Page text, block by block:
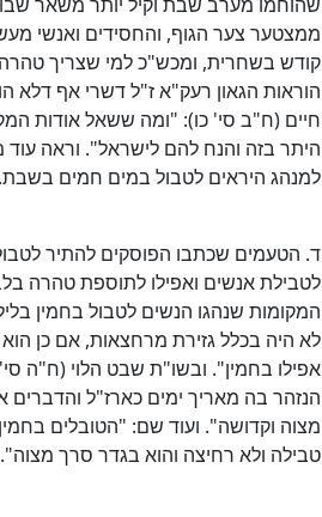
ממצטער צער הגוף, והחסידים ואנשי
קודש בשחרית, ומכש"כ למי שצריך טהרה,
הוראות הגאון רעק"א ז"ל דשרי אף דלא
חיים (ח"ב סי' כו): "ומה ששאל אודות
למנהג היראים לטבול במים חמים בשבת.
ד. הטעמים שכתבו הפוסקים להתיר
לטבילת אנשים ואפילו לתוספת טהרה
המקומות שנהגו הנשים לטבול בחמין
לא היה בכלל גזירת מרחצאות, אם כן
אפילו בחמין". ובשו"ת שבט הלוי (ח"ה
הנזהר בה מאריך ימים כארז"ל
מצוה וקדושה". ועוד שם: "הטובלים
טבילה ולא רחיצה והוא בגדר סרך מצוה".